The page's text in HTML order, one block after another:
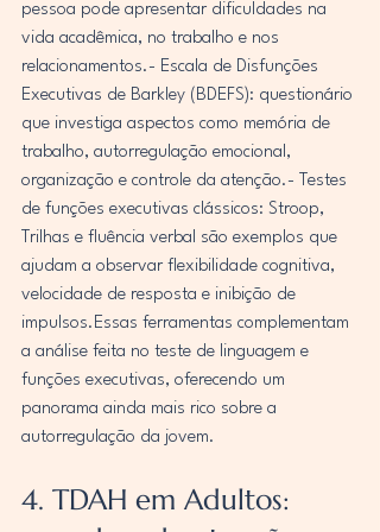
pessoa pode apresentar dificuldades na
vida acadêmica, no trabalho e nos
relacionamentos.- Escala de Disfunções
Executivas de Barkley (BDEFS): questionário
que investiga aspectos como memória de
trabalho, autorregulação emocional,
organização e controle da atenção.- Testes
de funções executivas clássicos: Stroop,
Trilhas e fluência verbal são exemplos que
ajudam a observar flexibilidade cognitiva,
velocidade de resposta e inibição de
impulsos.Essas ferramentas complementam
a análise feita no teste de linguagem e
funções executivas, oferecendo um
panorama ainda mais rico sobre a
autorregulação da jovem.
4. TDAH em Adultos: